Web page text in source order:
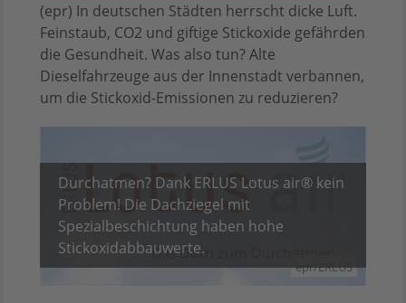
(epr) In deutschen Städten herrscht dicke Luft.
Feinstaub, CO2 und giftige Stickoxide gefährden
die Gesundheit. Was also tun? Alte
Dieselfahrzeuge aus der Innenstadt verbannen,
um die Stickoxid-Emissionen zu reduzieren?
epr/ERLUS
Durchatmen? Dank ERLUS Lotus air® kein
Problem! Die Dachziegel mit
Spezialbeschichtung haben hohe
Stickoxidabbauwerte.